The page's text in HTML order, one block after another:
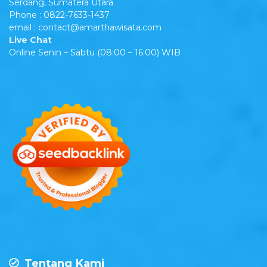
Serdang, Sumatera Utara
Phone : 0822-7633-1437
email : contact@amarthawisata.com
Live Chat
Online Senin – Sabtu (08:00 – 16:00) WIB
Tentang Kami